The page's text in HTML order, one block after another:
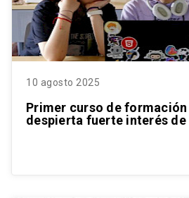
10 agosto 2025
Primer curso de
despierta fuerte interés